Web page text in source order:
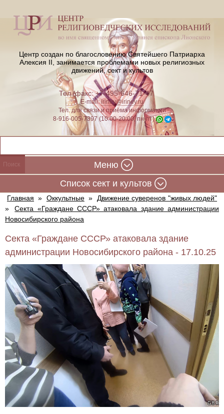
Центр создан по благословению Святейшего Патриарха
Алексия II, занимается проблемами новых религиозных
движений, сект и культов
Тел./факс: +7-495-646-71-47
E-mail:iriney@iriney.ru
Тел. для связи и приёма информации
8-916-005-7397 (10:00-20:00, пн-пт)
Меню
Cписок сект и культов
Главная » Оккультные »
Движение суверенов "живых людей"
»
Секта «Граждане СССР» атаковала здание администрации
Новосибирского района
Секта «Граждане СССР» атаковала здание
администрации Новосибирского района - 17.10.25